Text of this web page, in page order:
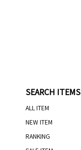
SEARCH ITEMS
ALL ITEM
NEW ITEM
RANKING